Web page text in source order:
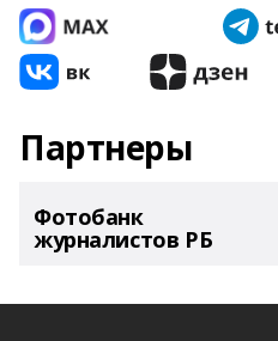
Партнеры
Фотобанк
журналистов РБ